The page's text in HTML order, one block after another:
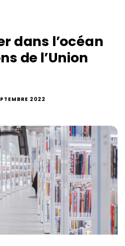
dans l’océan
de l’Union
2022